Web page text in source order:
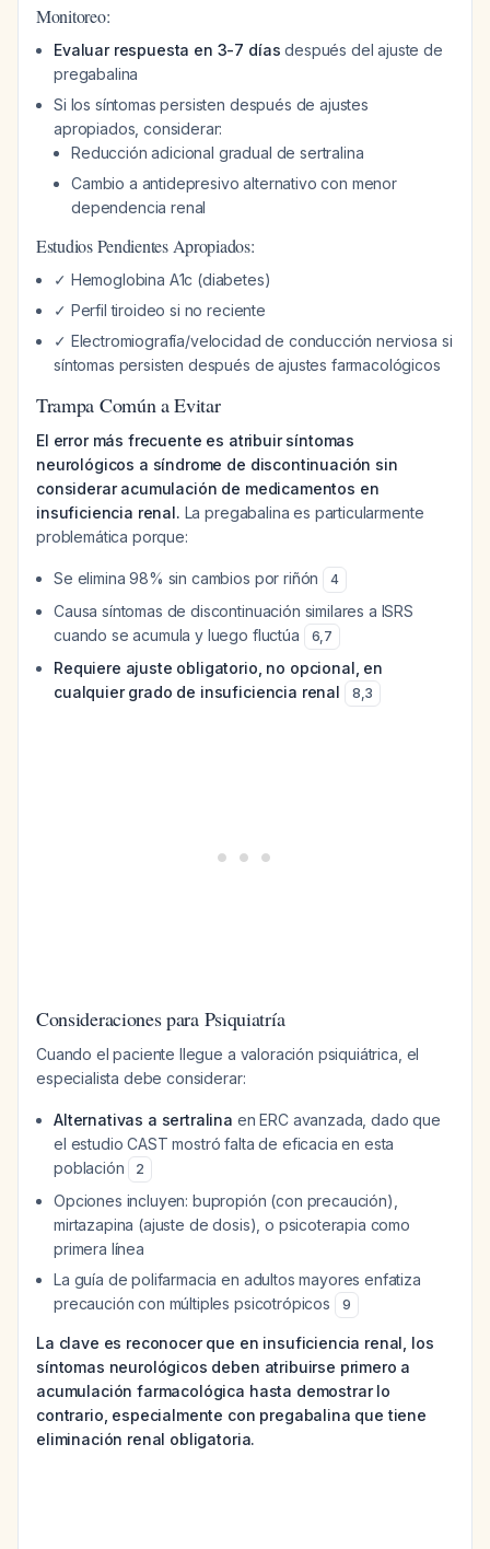
Monitoreo:
Evaluar respuesta en 3-7 días después del ajuste de
pregabalina
Si los síntomas persisten después de ajustes
apropiados, considerar:
Reducción adicional gradual de sertralina
Cambio a antidepresivo alternativo con menor
dependencia renal
Estudios Pendientes Apropiados:
✓ Hemoglobina A1c (diabetes)
✓ Perfil tiroideo si no reciente
✓ Electromiografía/velocidad de conducción nerviosa si
síntomas persisten después de ajustes farmacológicos
Trampa Común a Evitar
El error más frecuente es atribuir síntomas
neurológicos a síndrome de discontinuación sin
considerar acumulación de medicamentos en
insuficiencia renal. La pregabalina es particularmente
problemática porque:
Se elimina 98% sin cambios por riñón 4
Causa síntomas de discontinuación similares a ISRS
cuando se acumula y luego fluctúa
6,7
Requiere ajuste obligatorio, no opcional, en
cualquier grado de insuficiencia renal
8,3
Consideraciones para Psiquiatría
Cuando el paciente llegue a valoración psiquiátrica, el
especialista debe considerar:
Alternativas a sertralina en ERC avanzada, dado que
el estudio CAST mostró falta de eficacia en esta
población
2
Opciones incluyen: bupropión (con precaución),
mirtazapina (ajuste de dosis), o psicoterapia como
primera línea
La guía de polifarmacia en adultos mayores enfatiza
precaución con múltiples psicotrópicos
9
La clave es reconocer que en insuficiencia renal, los
síntomas neurológicos deben atribuirse primero a
acumulación farmacológica hasta demostrar lo
contrario, especialmente con pregabalina que tiene
eliminación renal obligatoria.